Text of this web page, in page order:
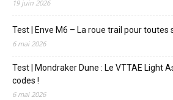
19 juin 2026
Test | Enve M6 – La roue trail pour toutes
6 mai 2026
Test | Mondraker Dune : Le VTTAE Light
codes !
6 mai 2026